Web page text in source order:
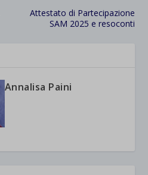
Attestato di Partecipazione
SAM 2025 e resoconti
Annalisa Paini